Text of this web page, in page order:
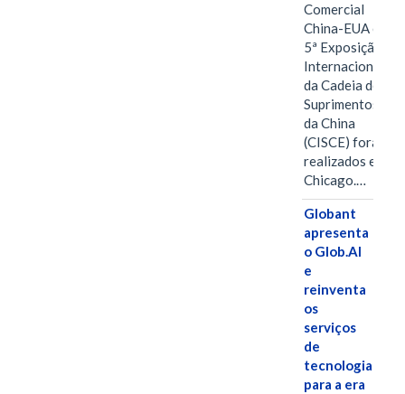
Comercial
China-EUA e a
5ª Exposição
Internacional
da Cadeia de
Suprimentos
da China
(CISCE) foram
realizados em
Chicago.…
Globant
apresenta
o Glob.AI
e
reinventa
os
serviços
de
tecnologia
para a era